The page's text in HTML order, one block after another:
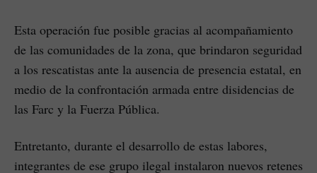
Esta operación fue posible gracias al acompañamiento
de las comunidades de la zona, que brindaron seguridad
a los rescatistas ante la ausencia de presencia estatal, en
medio de la confrontación armada entre disidencias de
las Farc y la Fuerza Pública.
Entretanto, durante el desarrollo de estas labores,
integrantes de ese grupo ilegal instalaron nuevos retenes